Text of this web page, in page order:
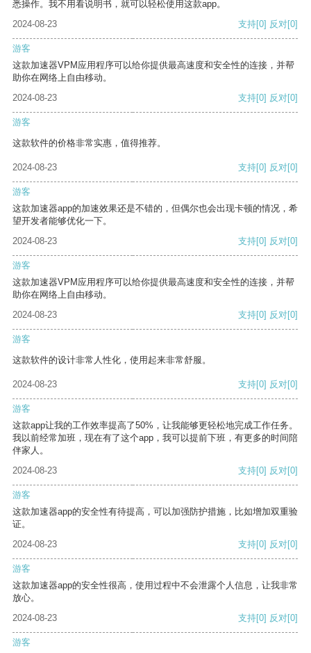
悉操作。我不用看说明书，就可以轻松使用这款app。
2024-08-23
支持[0] 反对[0]
游客
这款加速器VPM应用程序可以给你提供最高速度和安全性的连接，并帮
助你在网络上自由移动。
2024-08-23
支持[0] 反对[0]
游客
这款软件的价格非常实惠，值得推荐。
2024-08-23 支持[0] 反对[0]
游客
这款加速器app的加速效果还是不错的，但偶尔也会出现卡顿的情况，希
望开发者能够优化一下。
2024-08-23
支持[0] 反对[0]
游客
这款加速器VPM应用程序可以给你提供最高速度和安全性的连接，并帮
助你在网络上自由移动。
2024-08-23
支持[0] 反对[0]
游客
这款软件的设计非常人性化，使用起来非常舒服。
2024-08-23 支持[0] 反对[0]
游客
这款app让我的工作效率提高了50%，让我能够更轻松地完成工作任务。
我以前经常加班，现在有了这个app，我可以提前下班，有更多的时间陪
伴家人。
2024-08-23
支持[0] 反对[0]
游客
这款加速器app的安全性有待提高，可以加强防护措施，比如增加双重验
证。
2024-08-23
支持[0] 反对[0]
游客
这款加速器app的安全性很高，使用过程中不会泄露个人信息，让我非常
放心。
2024-08-23
支持[0] 反对[0]
游客